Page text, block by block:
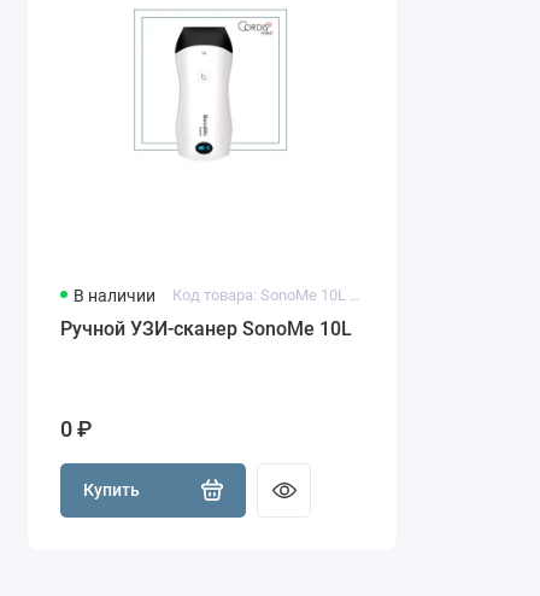
В наличии Код товара: SonoMe 10L Linear
Ручной УЗИ-сканер SonoMe 10L
0 ₽
Купить